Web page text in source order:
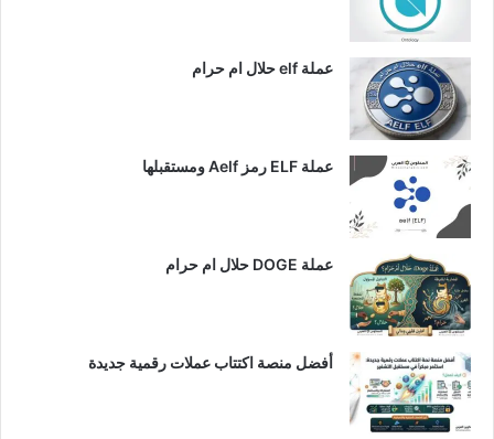
عملة elf حلال ام حرام
عملة ELF رمز Aelf ومستقبلها
عملة DOGE حلال ام حرام
أفضل منصة اكتتاب عملات رقمية جديدة